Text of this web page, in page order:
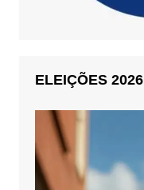
ELEIÇÕES 2026